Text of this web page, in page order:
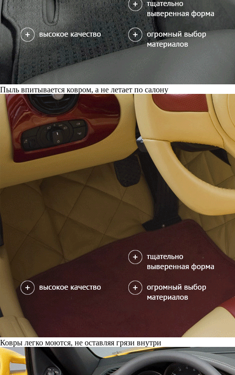
Пыль впитывается ковром, а не летает по салону
Ковры легко моются, не оставляя грязи внутри